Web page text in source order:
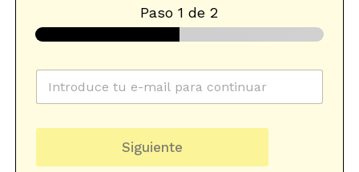
Paso1 de 2
r
e
l
Siguiente